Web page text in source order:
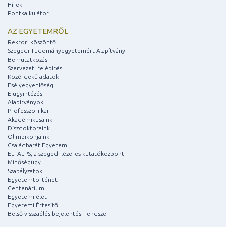
Hírek
Pontkalkulátor
AZ EGYETEMRŐL
Rektori köszöntő
Szegedi Tudományegyetemért Alapítvány
Bemutatkozás
Szervezeti felépítés
Közérdekű adatok
Esélyegyenlőség
E-ügyintézés
Alapítványok
Professzori kar
Akadémikusaink
Díszdoktoraink
Olimpikonjaink
Családbarát Egyetem
ELI-ALPS, a szegedi lézeres kutatóközpont
Minőségügy
Szabályzatok
Egyetemtörténet
Centenárium
Egyetemi élet
Egyetemi Értesítő
Belső visszaélés-bejelentési rendszer